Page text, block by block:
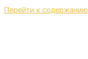
Перейти к содержанию